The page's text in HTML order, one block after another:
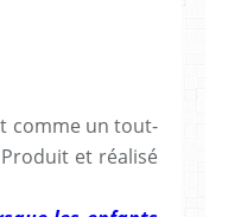
comme un tout-
et réalisé